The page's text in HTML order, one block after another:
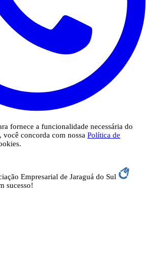
fornece a funcionalidade necessária do
você concorda com nossa Política de
Empresarial de Jaraguá do Sul
sucesso!